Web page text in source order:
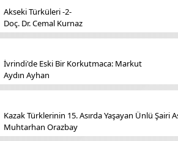
Akseki Türküleri -2-
Doç. Dr. Cemal Kurnaz
İvrindi'de Eski Bir Korkutmaca: Markut
Aydın Ayhan
Kazak Türklerinin 15. Asırda Yaşayan Ünlü Şairi
Muhtarhan Orazbay